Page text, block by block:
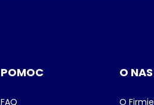
POMOC
FAQ
O NAS
O Firmie